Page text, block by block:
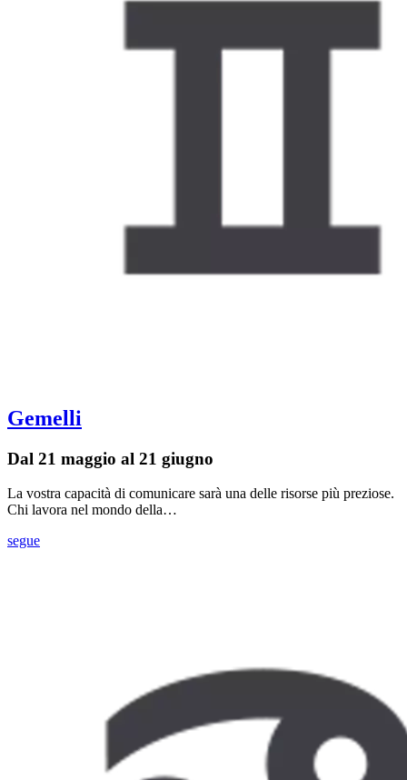
Gemelli
Dal 21 maggio al 21 giugno
La vostra capacità di comunicare sarà una delle risorse più preziose.
Chi lavora nel mondo della…
segue